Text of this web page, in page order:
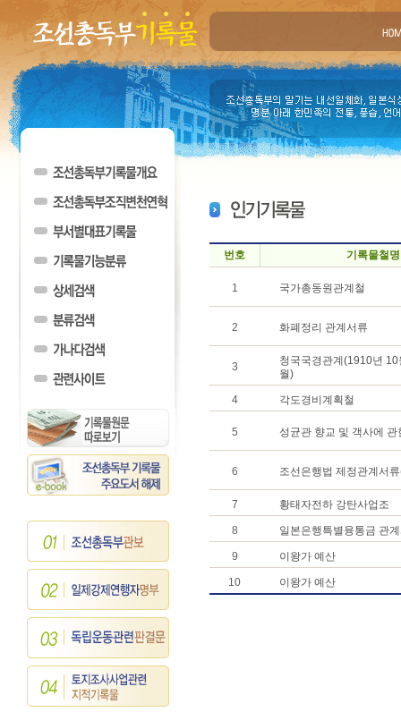
번호 기록물철명
1 국가총동원관계철
2 화폐정리 관계서류
3
청국국경관계(1910년
월)
4 각도경비계획철
5 성균관 향교 및 객사에 관
6 조선은행법 제정관계서
7 황태자전하 강탄사업조
8 일본은행특별융통금 관
9 이왕가 예산
10 이왕가 예산